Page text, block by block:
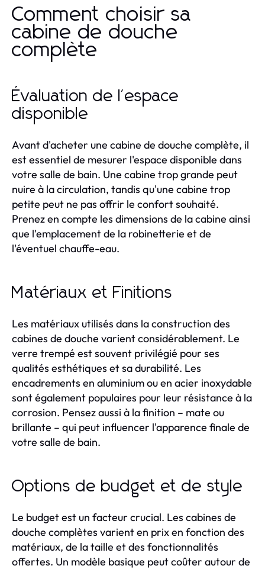
Comment choisir sa
cabine de douche
complète
Évaluation de l'espace
disponible
Avant d'acheter une cabine de douche complète, il
est essentiel de mesurer l'espace disponible dans
votre salle de bain. Une cabine trop grande peut
nuire à la circulation, tandis qu'une cabine trop
petite peut ne pas offrir le confort souhaité.
Prenez en compte les dimensions de la cabine ainsi
que l'emplacement de la robinetterie et de
l'éventuel chauffe-eau.
Matériaux et Finitions
Les matériaux utilisés dans la construction des
cabines de douche varient considérablement. Le
verre trempé est souvent privilégié pour ses
qualités esthétiques et sa durabilité. Les
encadrements en aluminium ou en acier inoxydable
sont également populaires pour leur résistance à la
corrosion. Pensez aussi à la finition – mate ou
brillante – qui peut influencer l'apparence finale de
votre salle de bain.
Options de budget et de style
Le budget est un facteur crucial. Les cabines de
douche complètes varient en prix en fonction des
matériaux, de la taille et des fonctionnalités
offertes. Un modèle basique peut coûter autour de